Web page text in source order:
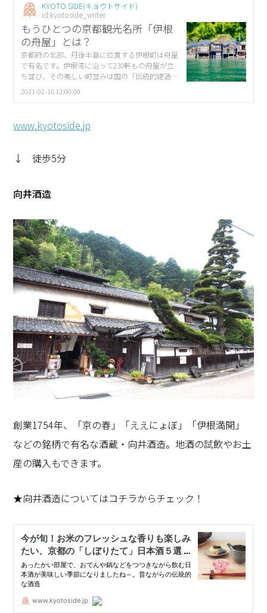
KYOTO SIDE(キョウトサイド)
id:kyotoside_writer
もうひとつの京都観光名所「伊根
の舟屋」とは？
京都府の北部、丹後半島に位置する伊根町は舟屋
で有名です。伊根湾に沿って230軒もの舟屋が立
ち並び、その美しい町並みは国の「伝統的建造物
屋」とは、どのようなところなのか、ご案内しま
2021-02-16 12:00:00
www.kyotoside.jp
↓ 徒歩5分
向井酒造
創業1754年、「京の春」「ええにょぼ」「伊根満開」
などの銘柄で有名な酒蔵・向井酒造。地酒の試飲やお土
産の購入もできます。
★向井酒造についてはコチラからチェック！